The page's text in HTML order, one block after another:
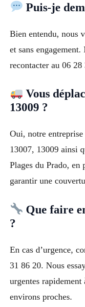
Puis-je
Bien entendu, nous
et sans engagement.
recontacter au 06
Vous
13009 ?
Oui, notre
13007, 13009 ainsi
Plages du Prado,
garantir une
Que faire
?
En cas d’urgence,
31 86 20. Nous
urgentes
environs proches.